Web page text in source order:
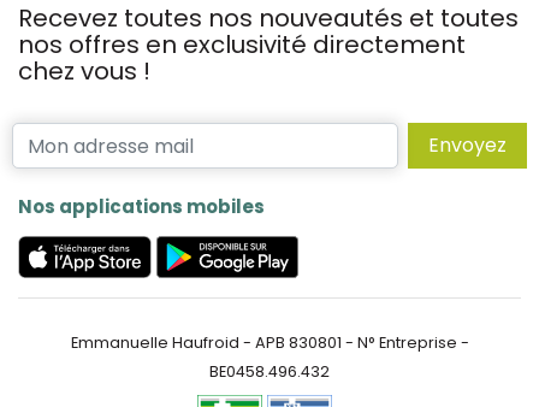
Recevez toutes nos nouveautés et toutes
nos offres en exclusivité directement
chez vous !
Envoyez
Nos applications mobiles
Emmanuelle Haufroid - APB 830801 - N° Entreprise -
BE0458.496.432